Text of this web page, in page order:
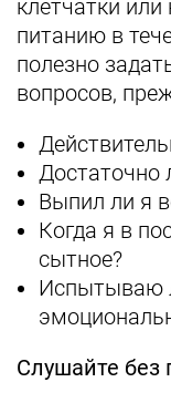
клетчатки
питанию в
полезно
вопросов,
Достаточно
Выпил ли я
Когда я в
сытное?
Испытываю
Слушайте без